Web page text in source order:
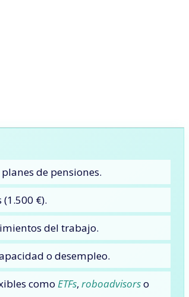
de pensiones.
€).
del trabajo.
o desempleo.
comoETFs, roboadvisorso